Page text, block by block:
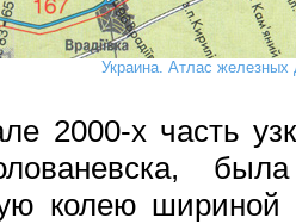
Украина. Атлас железных
2000-х часть
колею шириной